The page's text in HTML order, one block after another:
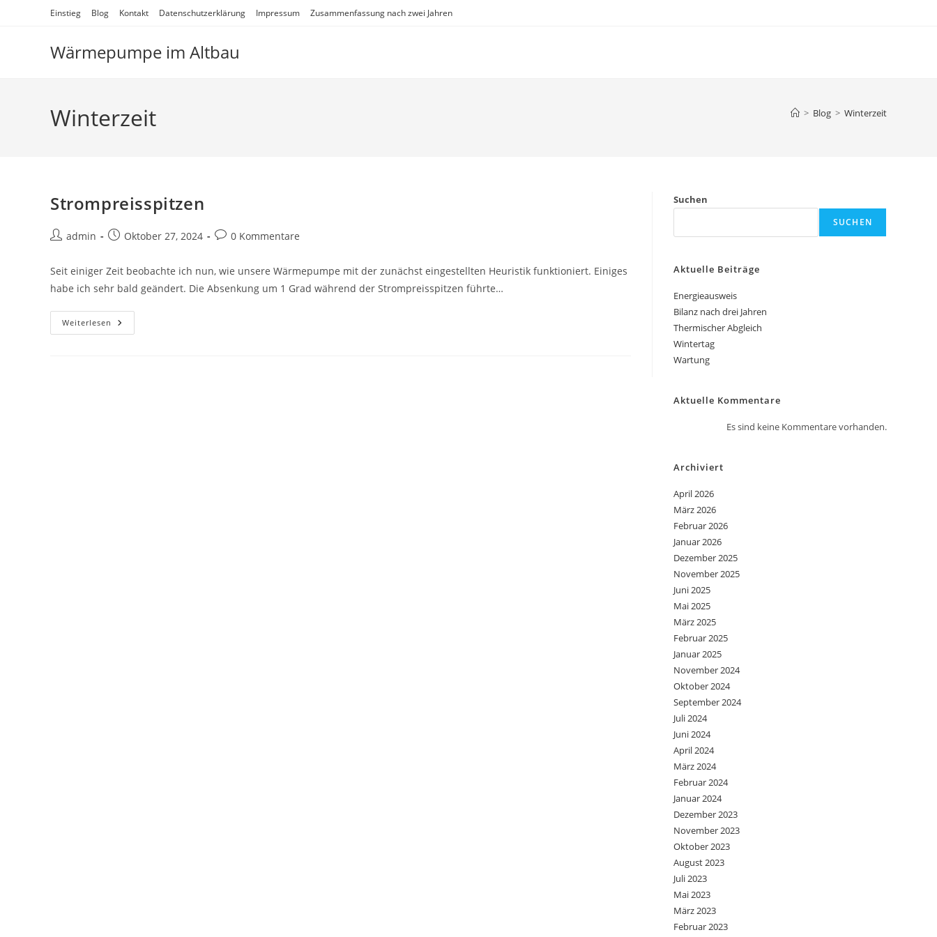
Einstieg Blog Kontakt Datenschutzerklärung Impressum Zusammenfassung nach zwei Jahren
Wärmepumpe im Altbau
Winterzeit > Blog > Winterzeit
Strompreisspitzen
Beitrags-
admin
BeitragOktober 27, 2024
Beitrags-
0 Kommentare
Seit einiger Zeit beobachte ich nun, wie unsere Wärmepumpe mit der zunächst eingestellten Heuristik funktioniert. Einiges
habe ich sehr bald geändert. Die Absenkung um 1 Grad während der Strompreisspitzen führte…
Weiterlesen Strompreisspitzen
Suchen
SUCHEN
Aktuelle Beiträge
Energieausweis
Bilanz nach drei Jahren
Thermischer Abgleich
Wintertag
Wartung
Aktuelle Kommentare
Es sind keine Kommentare vorhanden.
Archiviert
April 2026
März 2026
Februar 2026
Januar 2026
Dezember 2025
November 2025
Juni 2025
Mai 2025
März 2025
Februar 2025
Januar 2025
November 2024
Oktober 2024
September 2024
Juli 2024
Juni 2024
April 2024
März 2024
Februar 2024
Januar 2024
Dezember 2023
November 2023
Oktober 2023
August 2023
Juli 2023
Mai 2023
März 2023
Februar 2023